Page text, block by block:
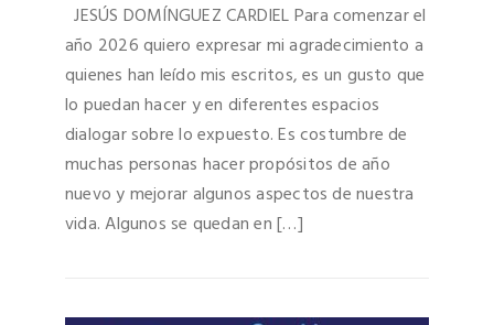
JESÚS DOMÍNGUEZ CARDIEL Para comenzar el
año 2026 quiero expresar mi agradecimiento a
quienes han leído mis escritos, es un gusto que
lo puedan hacer y en diferentes espacios
dialogar sobre lo expuesto. Es costumbre de
muchas personas hacer propósitos de año
nuevo y mejorar algunos aspectos de nuestra
vida. Algunos se quedan en […]